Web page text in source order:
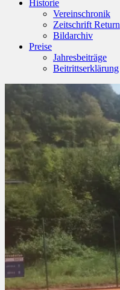
Historie
Vereinschronik
Zeitschrift Return
Bildarchiv
Preise
Jahresbeiträge
Beitrittserklärung